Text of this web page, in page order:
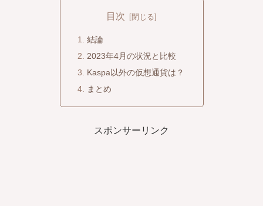
目次
結論
2023年4月の状況と比較
Kaspa以外の仮想通貨は？
まとめ
スポンサーリンク